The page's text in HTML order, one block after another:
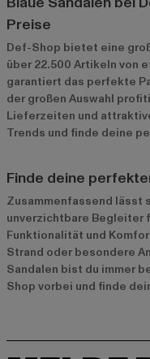
Preise
Def-Shop bietet eine
über 22.500 Artikeln von
garantiert das perfekte
der großen Auswahl
Lieferzeiten und
Trends und finde deine
Finde deine
Zusammenfassend lässt
unverzichtbare Begleiter
Funktionalität und
Strand oder besondere
Sandalen bist du immer
Shop vorbei und finde